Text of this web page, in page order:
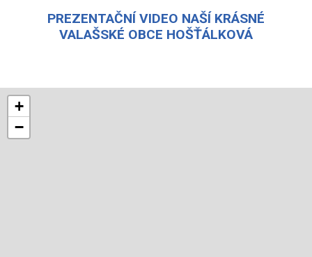
PREZENTAČNÍ VIDEO NAŠÍ KRÁSNÉ
VALAŠSKÉ OBCE HOŠŤÁLKOVÁ
+
−